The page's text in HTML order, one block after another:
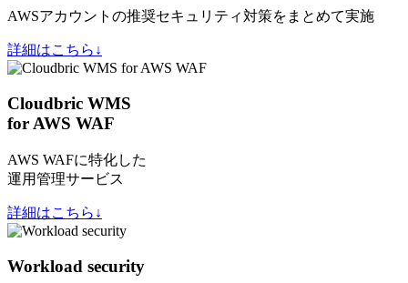
AWSアカウントの推奨セキュリティ対策をまとめて実施
詳細はこちら↓
Cloudbric WMS
for AWS WAF
AWS WAFに特化した
運用管理サービス
詳細はこちら↓
Workload security